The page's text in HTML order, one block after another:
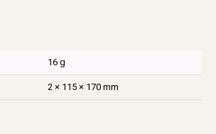
16 g
2 × 115 × 170 mm